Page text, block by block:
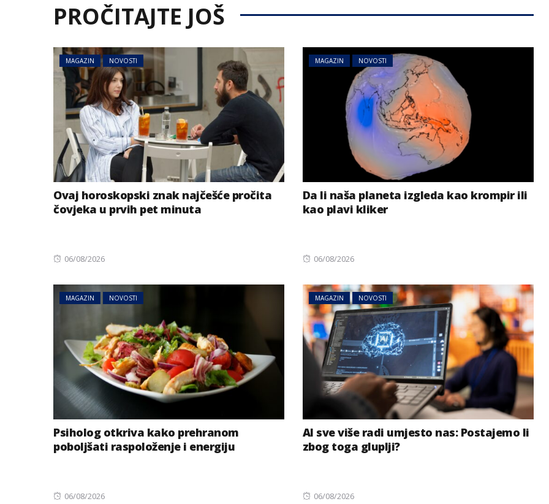
PROČITAJTE JOŠ
MAGAZIN NOVOSTI
Ovaj horoskopski znak najčešće pročita
čovjeka u prvih pet minuta
Posted
06/08/2026
MAGAZIN NOVOSTI
Da li naša planeta izgleda kao krompir ili
kao plavi kliker
Posted
06/08/2026
MAGAZIN NOVOSTI
Psiholog otkriva kako prehranom
poboljšati raspoloženje i energiju
Posted
06/08/2026
MAGAZIN NOVOSTI
AI sve više radi umjesto nas: Postajemo li
zbog toga gluplji?
Posted
06/08/2026